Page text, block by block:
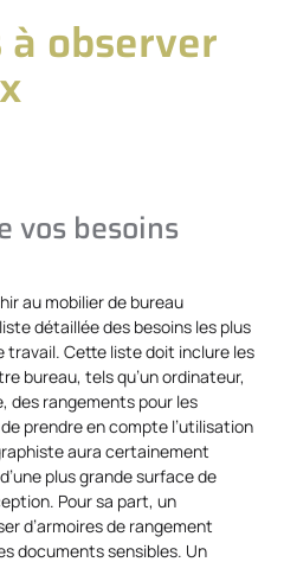
observer
vos besoins
au mobilier de bureau
détaillée des besoins les plus
travail. Cette liste doit inclure les
bureau, tels qu’un ordinateur,
des rangements pour les
prendre en compte l’utilisation
aura certainement
plus grande surface de
Pour sa part, un
d’armoires de rangement
documents sensibles. Un